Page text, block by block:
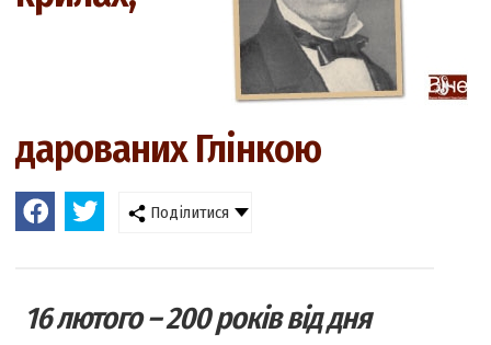
дарованих Глінкою
Поділитися
16 лютого – 200 років від дня